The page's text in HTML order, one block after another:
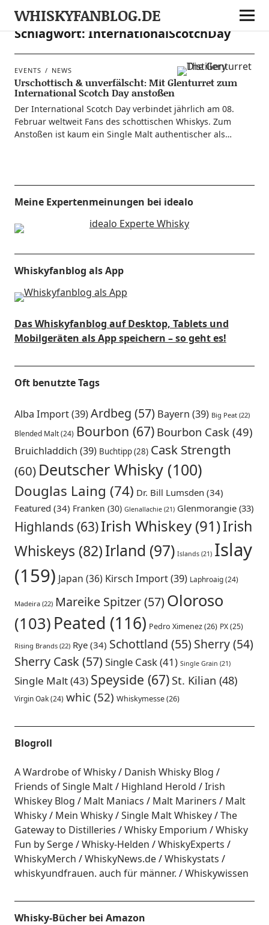
WHISKYFANBLOG.DE
Schlagwort:InternationalScotchDay
EVENTS NEWS
Urschottisch & unverfälscht: Mit Glenturret zum
International Scotch Day anstoßen
Der Inter­na­tio­nal Scotch Day ver­bin­det jähr­lich am 08.
Febru­ar welt­weit Fans des schot­ti­schen Whis­kys. Zum
Ansto­ßen ist kaum ein Sin­gle Malt authen­ti­scher als…
Meine Expertenmeinungen bei idealo
Whiskyfanblog als App
Das Whiskyfanblog auf Desktop, Tablets und
Mobilgeräten als App speichern – so geht es!
Oft benutzte Tags
Alba Import(39)Ardbeg (57) Bayern (39) Big Peat(22)
Blended Malt(24) Bourbon (67) Bourbon Cask(49)
Bruichladdich (39) Buchtipp(28) Cask Strength
(60) Deutscher Whisky(100)
Douglas Laing (74) Dr. Bill Lumsden (34)
Featured (34) Franken (30) Glenallachie(21) Glenmorangie(33)
Highlands (63)Irish Whiskey(91)Irish
Whiskeys (82)Irland (97) Islands(21) Islay
(159) Japan (36) Kirsch Import(39) Laphroaig(24)
Madeira(22) Mareike Spitzer(57)Oloroso
(103) Peated (116) Pedro Ximenez(26) PX(25)
Rising Brands(22) Rye(34) Schottland (55) Sherry(54)
Sherry Cask (57)Single Cask(41) Single Grain (21)
Single Malt(43) Speyside (67) St. Kilian (48)
Virgin Oak(24) whic(52) Whiskymesse(26)
Blogroll
A Wardrobe of Whisky
Danish Whisky Blog
Friends of Single Malt
Highland Herold
Irish
Whiskey Blog
Malt Maniacs Malt Mariners
Malt
Whisky
Mein Whisky Single Malt Whiskey
The
Gateway to Distilleries
Whisky Emporium
Whisky
Fun by Serge
Whisky-Helden
WhiskyExperts
WhiskyMerch
WhiskyNews.de
Whiskystats
whiskyundfrauen. auch für männer.
Whiskywissen
Whisky-Bücher bei Amazon